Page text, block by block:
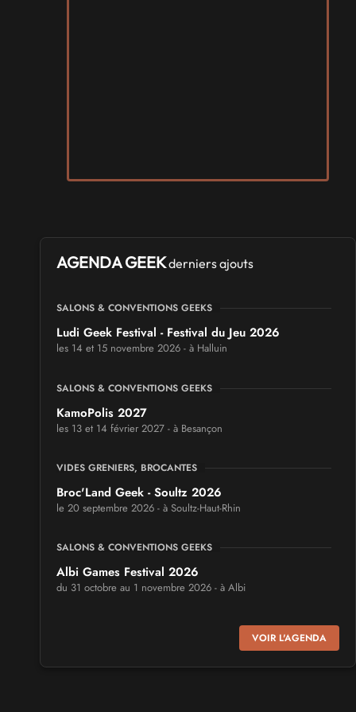
AGENDA GEEKderniers ajouts
SALONS & CONVENTIONS GEEKS
Ludi Geek Festival - Festival du Jeu 2026
les 14 et 15 novembre 2026 - à Halluin
SALONS & CONVENTIONS GEEKS
KamoPolis 2027
les 13 et 14 février 2027 - à Besançon
VIDES GRENIERS, BROCANTES
Broc'Land Geek - Soultz 2026
le 20 septembre 2026 - à Soultz-Haut-Rhin
SALONS & CONVENTIONS GEEKS
Albi Games Festival 2026
du 31 octobre au 1 novembre 2026 - à Albi
Virtual Calais - salon du jeu vidéo et des loisirs
numériques 2026
VOIR L'AGENDA